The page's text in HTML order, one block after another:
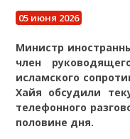
05 июня 2026
Министр
член
исламского
Хайя обсудили
телефонного
половине дня.